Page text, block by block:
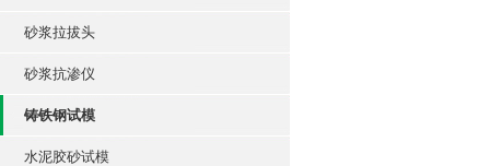
砂浆拉拔头
砂浆抗渗仪
铸铁钢试模
水泥胶砂试模